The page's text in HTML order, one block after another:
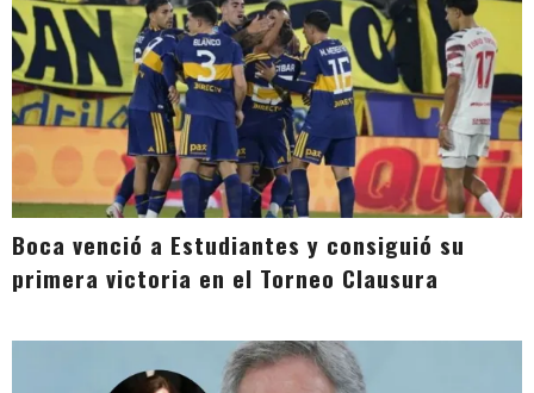
Boca venció a Estudiantes y consiguió su
primera victoria en el Torneo Clausura